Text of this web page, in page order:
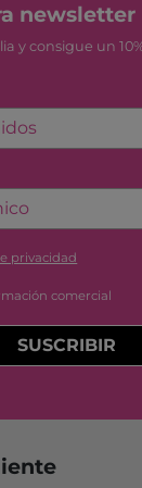
newsletter
y consigue un
privacidad
comercial
SUSCRIBIR